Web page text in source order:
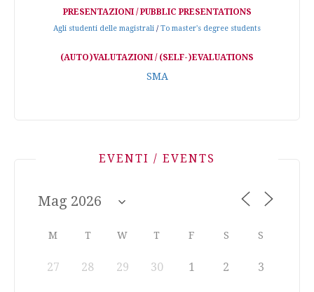
PRESENTAZIONI / PUBBLIC PRESENTATIONS
Agli studenti delle magistrali / To master's degree students
(AUTO)VALUTAZIONI / (SELF-)EVALUATIONS
SMA
EVENTI / EVENTS
M T W T F S S
27 28 29 30 1 2 3